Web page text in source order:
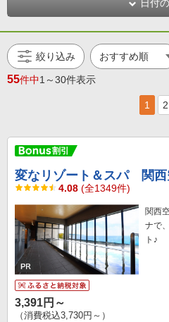
日付
絞り込み
55件中1～30件表示
1 2
変なリゾート＆スパ 関西
4.08 (全1349件)
関西
ナで
ト♪
3,391円～
（消費税込3,730円～）